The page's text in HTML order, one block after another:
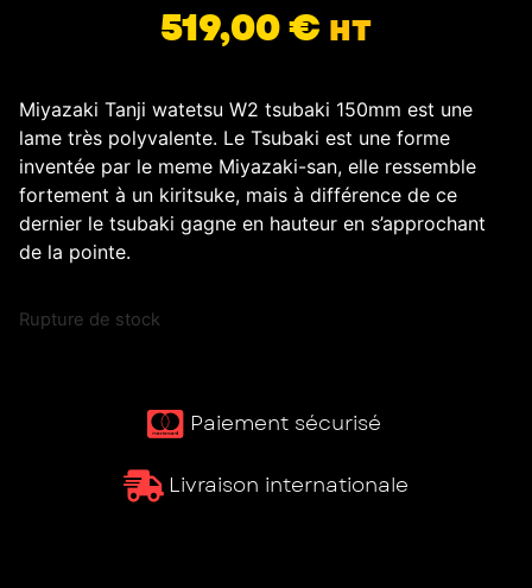
519,00€ HT
Miyazaki Tanji watetsu W2 tsubaki 150mm est une
lame très polyvalente. Le Tsubaki est une forme
inventée par le meme Miyazaki-san, elle ressemble
fortement à un kiritsuke, mais à différence de ce
dernier le tsubaki gagne en hauteur en s’approchant
de la pointe.
Rupture de stock
Paiement sécurisé ​
Livraison internationale